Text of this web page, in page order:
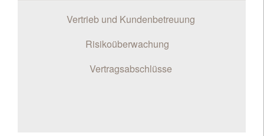
Vertrieb und Kundenbetreuung
Risikoüberwachung
Vertragsabschlüsse